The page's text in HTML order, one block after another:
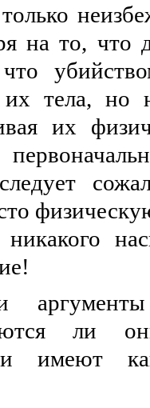
на то, что
их тела,
их
ли
имеют